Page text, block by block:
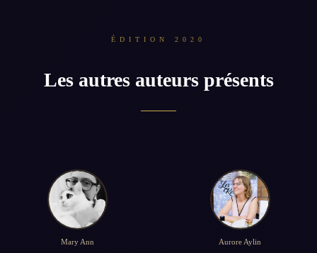
ÉDITION 2020
Les autres auteurs présents
Mary Ann Aurore Aylin